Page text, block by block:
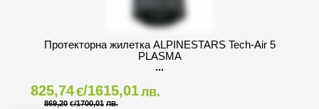
Протекторна жилетка ALPINESTARS Tech-Air 5
PLASMA
825,74€/1615,01лв.
869,20 €/1700,01 ЛВ.